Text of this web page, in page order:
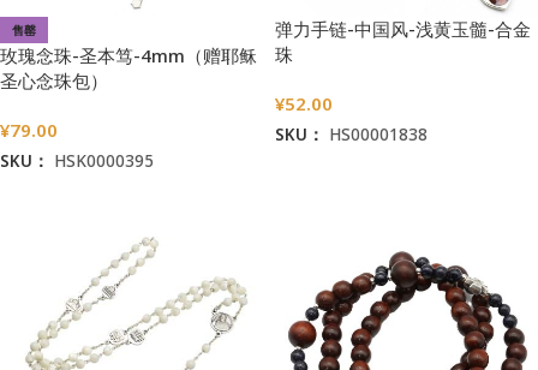
售罄
玫瑰念珠-圣本笃-4mm（赠耶稣
圣心念珠包）
¥79.00
SKU： HSK0000395
弹力手链-中国风-浅黄玉髓-合金
珠
¥52.00
SKU： HS00001838